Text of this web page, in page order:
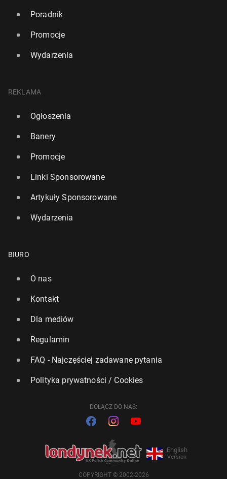
Poradnik
Promocje
Wydarzenia
REKLAMA
Ogłoszenia
Banery
Promocje
Linki Sponsorowane
Artykuły Sponsorowane
Wydarzenia
BIURO
O nas
Kontakt
Dla mediów
Regulamin
FAQ - Najczęściej zadawane pytania
Polityka prywatności / Cookies
DOŁĄCZ DO NAS:
English
Version
COPYRIGHT © 2002-2026